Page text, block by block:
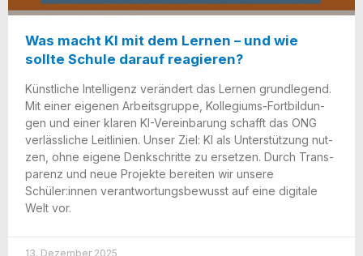
Was macht KI mit dem Lernen – und wie
sollte Schule darauf reagieren?
Künst­li­che Intel­li­genz ver­än­dert das Ler­nen grund­le­gend.
Mit einer eige­nen Arbeits­grup­pe, Kol­le­gi­ums-Fort­bil­dun­
gen und einer kla­ren KI-Ver­ein­ba­rung schafft das ONG
ver­läss­li­che Leit­li­ni­en. Unser Ziel: KI als Unter­stüt­zung nut­
zen, ohne eige­ne Denk­schrit­te zu erset­zen. Durch Trans­
pa­renz und neue Pro­jek­te berei­ten wir unse­re
Schüler:innen ver­ant­wor­tungs­be­wusst auf eine digi­ta­le
Welt vor.
13. Dezember 2025